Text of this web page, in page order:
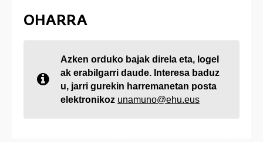
OHARRA
Azken orduko bajak direla eta, logel
ak erabilgarri daude. Interesa baduz
u, jarri gurekin harremanetan posta
elektronikoz unamuno@ehu.eus